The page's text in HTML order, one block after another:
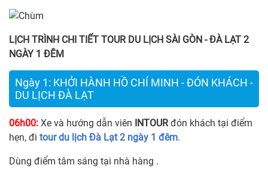
LỊCH TRÌNH CHI TIẾT TOUR DU LỊCH SÀI GÒN - ĐÀ LẠT 2
NGÀY 1 ĐÊM
Ngày 1: KHỞI HÀNH HỒ CHÍ MINH - ĐÓN KHÁCH -
DU LỊCH ĐÀ LẠT
06h00: Xe và hướng dẫn viên INTOURđón khách tại điểm
hẹn, đi tour du lịch Đà Lạt 2 ngày 1 đêm.
Dùng điểm tâm sáng tại nhà hàng .